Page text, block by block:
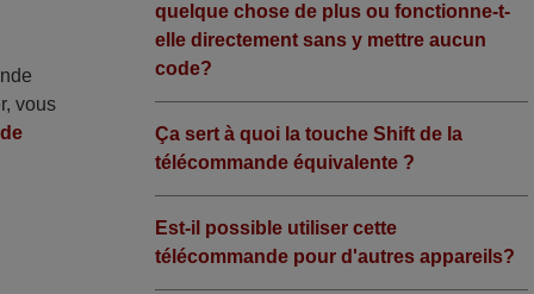
vous
quelque chose de plus ou fonctionne-t-
elle directement sans y mettre aucun
code?
Ça sert à quoi la touche Shift de la
télécommande équivalente ?
Est-il possible utiliser cette
télécommande pour d'autres appareils?